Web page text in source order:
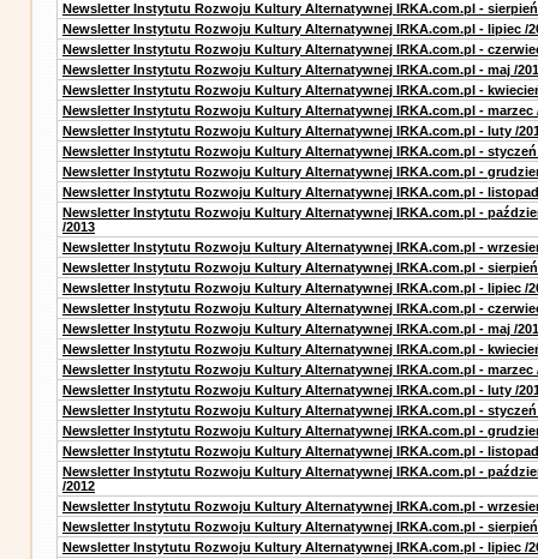
Newsletter Instytutu Rozwoju Kultury Alternatywnej IRKA.com.pl - sierpień
Newsletter Instytutu Rozwoju Kultury Alternatywnej IRKA.com.pl - lipiec /
Newsletter Instytutu Rozwoju Kultury Alternatywnej IRKA.com.pl -
Newsletter Instytutu Rozwoju Kultury Alternatywnej IRKA.com.pl - maj /
Newsletter Instytutu Rozwoju Kultury Alternatywnej IRKA.com.pl -
Newsletter Instytutu Rozwoju Kultury Alternatywnej IRKA.com.pl - marzec
Newsletter Instytutu Rozwoju Kultury Alternatywnej IRKA.com.pl - luty /
Newsletter Instytutu Rozwoju Kultury Alternatywnej IRKA.com.pl - styczeń
Newsletter Instytutu Rozwoju Kultury Alternatywnej IRKA.com.pl -
Newsletter Instytutu Rozwoju Kultury Alternatywnej IRKA.com.pl - listopad
Newsletter Instytutu Rozwoju Kultury Alternatywnej IRKA.com.pl -
/2013
Newsletter Instytutu Rozwoju Kultury Alternatywnej IRKA.com.pl -
Newsletter Instytutu Rozwoju Kultury Alternatywnej IRKA.com.pl - sierpień
Newsletter Instytutu Rozwoju Kultury Alternatywnej IRKA.com.pl - lipiec /
Newsletter Instytutu Rozwoju Kultury Alternatywnej IRKA.com.pl -
Newsletter Instytutu Rozwoju Kultury Alternatywnej IRKA.com.pl - maj /
Newsletter Instytutu Rozwoju Kultury Alternatywnej IRKA.com.pl -
Newsletter Instytutu Rozwoju Kultury Alternatywnej IRKA.com.pl - marzec
Newsletter Instytutu Rozwoju Kultury Alternatywnej IRKA.com.pl - luty /
Newsletter Instytutu Rozwoju Kultury Alternatywnej IRKA.com.pl - styczeń
Newsletter Instytutu Rozwoju Kultury Alternatywnej IRKA.com.pl -
Newsletter Instytutu Rozwoju Kultury Alternatywnej IRKA.com.pl - listopad
Newsletter Instytutu Rozwoju Kultury Alternatywnej IRKA.com.pl -
/2012
Newsletter Instytutu Rozwoju Kultury Alternatywnej IRKA.com.pl -
Newsletter Instytutu Rozwoju Kultury Alternatywnej IRKA.com.pl - sierpień
Newsletter Instytutu Rozwoju Kultury Alternatywnej IRKA.com.pl - lipiec /